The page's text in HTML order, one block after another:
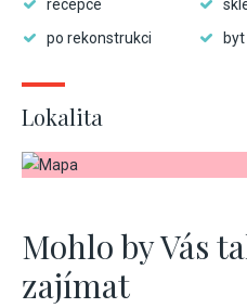
recepce
po rekonstrukci
Lokalita
Mohlo by Vás
zajímat